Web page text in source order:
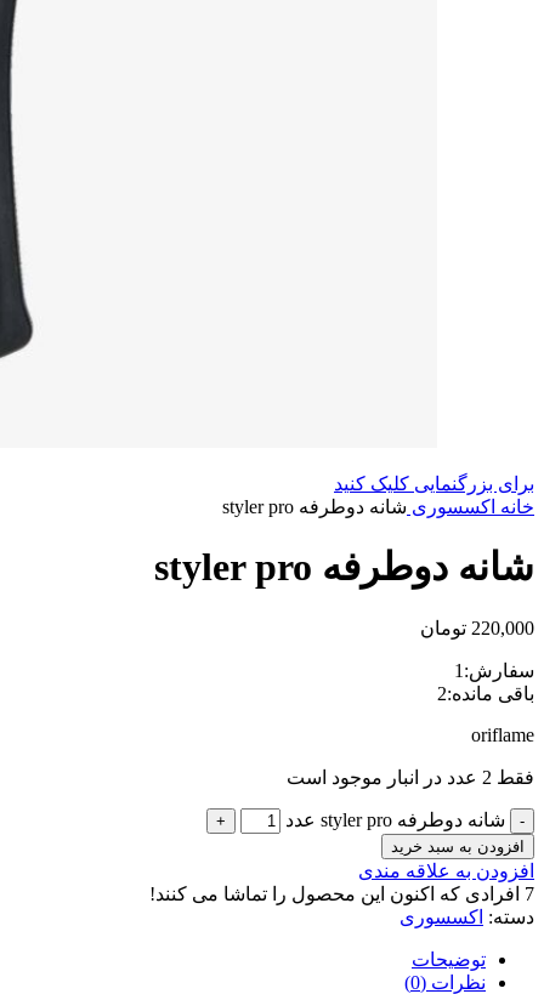
برای بزرگنمایی کلیک کنید
خانه اکسسوری شانه دوطرفه styler pro
شانه دوطرفه styler pro
220,000 تومان
سفارش: 1
باقی مانده:2
oriflame
فقط 2 عدد در انبار موجود است
شانه دوطرفه styler pro عدد
افزودن به سبد خرید
افزودن به علاقه مندی
7 افرادی که اکنون این محصول را تماشا می کنند!
دسته: اکسسوری
توضیحات
نظرات (0)